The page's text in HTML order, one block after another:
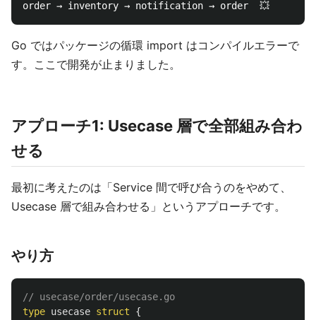
Go ではパッケージの循環 import はコンパイルエラーで
す。ここで開発が止まりました。
アプローチ1: Usecase 層で全部組み合わ
せる
最初に考えたのは「Service 間で呼び合うのをやめて、
Usecase 層で組み合わせる」というアプローチです。
やり方
// usecase/order/usecase.go
type usecase struct
{